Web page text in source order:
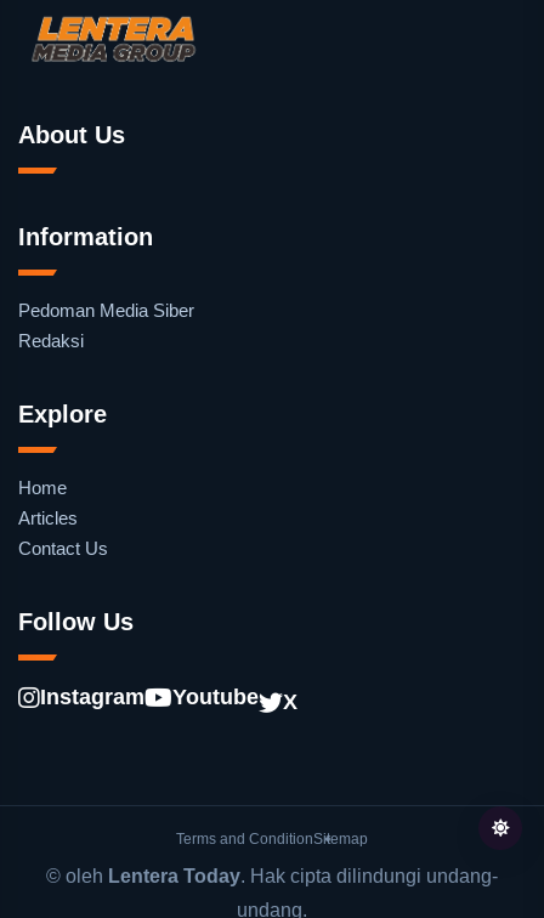
About Us
Information
Pedoman Media Siber
Redaksi
Explore
Home
Articles
Contact Us
Follow Us
Instagram Youtube X
Terms and ConditionSitemap
© oleh Lentera Today. Hak cipta dilindungi undang-
undang.